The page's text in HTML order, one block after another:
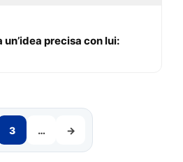
precisa con lui:
3 … →